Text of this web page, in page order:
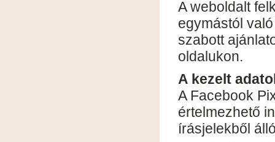
A weboldalt
egymástól
szabott
oldalukon.
A kezelt
A Facebook
értelmezhető
írásjelekből